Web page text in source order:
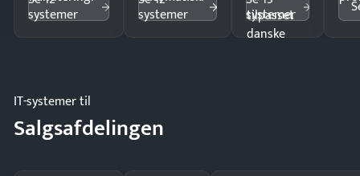
systemer systemer
tilpasset
danske
systemer
IT-systemer til
Salgsafdelingen